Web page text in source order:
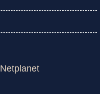
Netplanet